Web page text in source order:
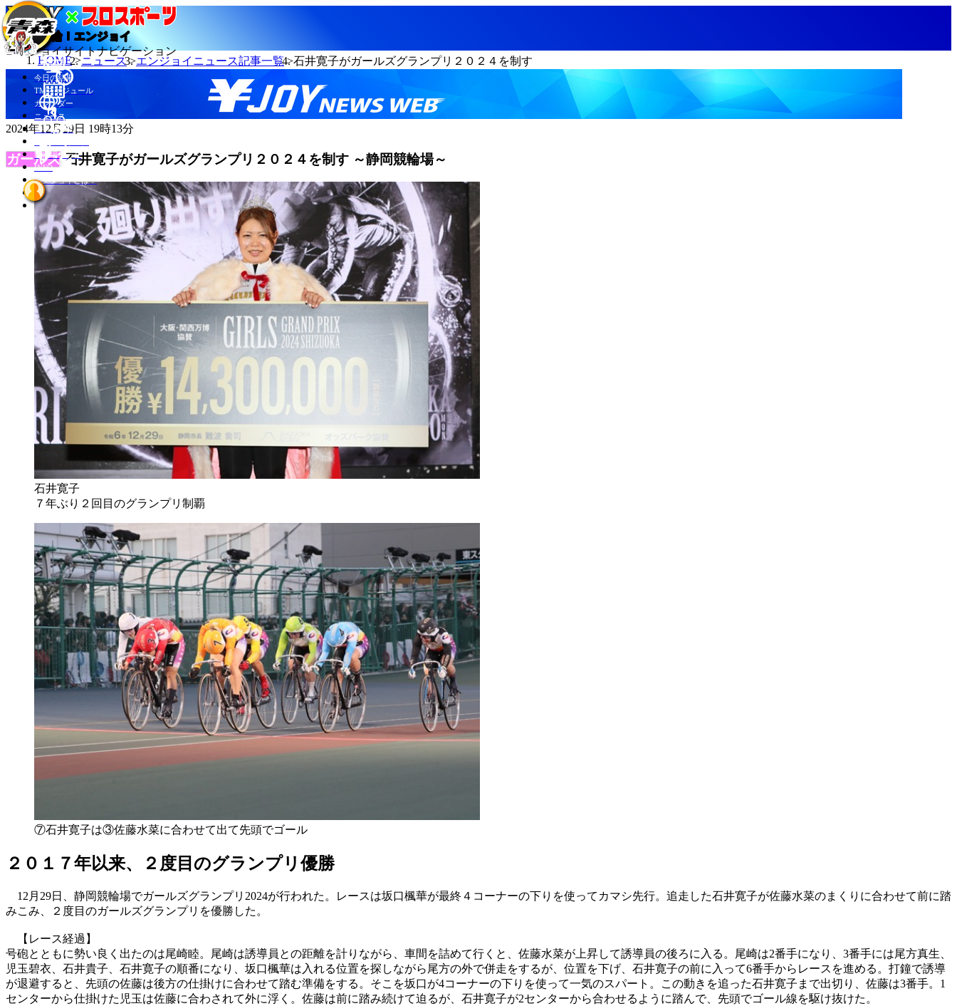
当たる競輪！エンジョイ
エンジョイサイトナビゲーション
今日の結果
TMスケジュール
カレンダー
ニュース
選手データ
競輪場データ
INFO
エンジョイとは？
HOME ニュース エンジョイニュース記事一覧 石井寛子がガールズグランプリ２０２４を制す
2024年12月29日 19時13分
石井寛子がガールズグランプリ２０２４を制す ～静岡競輪場～
石井寛子
７年ぶり２回目のグランプリ制覇
⑦石井寛子は③佐藤水菜に合わせて出て先頭でゴール
２０１７年以来、２度目のグランプリ優勝
12月29日、静岡競輪場でガールズグランプリ2024が行われた。レースは坂口楓華が最終４コーナーの下りを使ってカマシ先行。追走した石井寛子が佐藤水菜のまくりに合わせて前に踏
みこみ、２度目のガールズグランプリを優勝した。
【レース経過】
号砲とともに勢い良く出たのは尾崎睦。尾崎は誘導員との距離を計りながら、車間を詰めて行くと、佐藤水菜が上昇して誘導員の後ろに入る。尾崎は2番手になり、3番手には尾方真生、
児玉碧衣、石井貴子、石井寛子の順番になり、坂口楓華は入れる位置を探しながら尾方の外で併走をするが、位置を下げ、石井寛子の前に入って6番手からレースを進める。打鐘で誘導
が退避すると、先頭の佐藤は後方の仕掛けに合わせて踏む準備をする。そこを坂口が4コーナーの下りを使って一気のスパート。この動きを追った石井寛子まで出切り、佐藤は3番手。1
センターから仕掛けた児玉は佐藤に合わされて外に浮く。佐藤は前に踏み続けて迫るが、石井寛子が2センターから合わせるように踏んで、先頭でゴール線を駆け抜けた。